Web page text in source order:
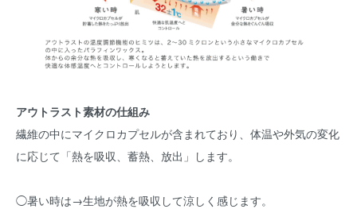
アウトラスト素材の仕組み
繊維の中にマイクロカプセルが含まれており、体温や外気の変化
に応じて「熱を吸収、蓄熱、放出」します。
◯暑い時は→生地が熱を吸収して涼しく感じます。